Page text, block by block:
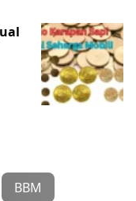
BBM